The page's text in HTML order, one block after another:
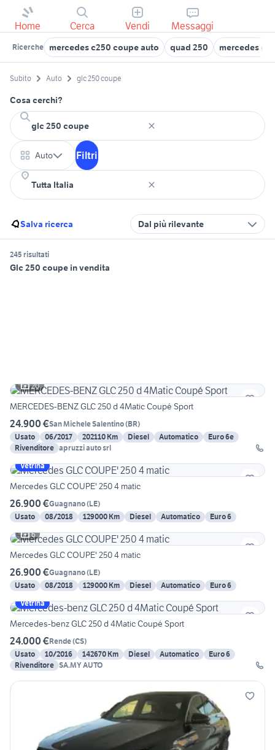
Home Cerca Vendi Messaggi
Ricerche mercedes c250 coupe auto quad 250 mercedes
Subito Auto glc 250 coupe
Cosa cerchi?
Auto Filtri
Salva ricerca Dal più rilevante
245 risultati
Glc 250 coupe in vendita
20
MERCEDES-BENZ GLC 250 d 4Matic Coupé Sport
24.900 €San Michele Salentino(BR)
Usato
06/2017 202110 Km Diesel Automatico
Euro 6e
Rivenditore apruzzi auto srl
Vetrina
Mercedes GLC COUPE' 250 4 matic
26.900 €Guagnano(LE)
Usato
08/2018 129000 Km Diesel Automatico
Euro 6
6
Mercedes GLC COUPE' 250 4 matic
26.900 €Guagnano(LE)
Usato
08/2018 129000 Km Diesel Automatico
Euro 6
Vetrina
Mercedes-benz GLC 250 d 4Matic Coupé Sport
24.000 €Rende(CS)
Usato
10/2016 142670 Km Diesel Automatico
Euro 6
Rivenditore SA.MY AUTO